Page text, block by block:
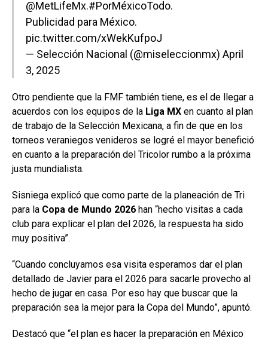
@MetLifeMx.#PorMéxicoTodo.
Publicidad para México.
pic.twitter.com/xWekKufpoJ
— Selección Nacional (@miseleccionmx) April
3, 2025
Otro pendiente que la FMF también tiene, es el de llegar a
acuerdos con los equipos de la Liga MX en cuanto al plan
de trabajo de la Selección Mexicana, a fin de que en los
torneos veraniegos venideros se logré el mayor benefició
en cuanto a la preparación del Tricolor rumbo a la próxima
justa mundialista.
Sisniega explicó que como parte de la planeación de Tri
para la Copa de Mundo 2026 han “hecho visitas a cada
club para explicar el plan del 2026, la respuesta ha sido
muy positiva”.
“Cuando concluyamos esa visita esperamos dar el plan
detallado de Javier para el 2026 para sacarle provecho al
hecho de jugar en casa. Por eso hay que buscar que la
preparación sea la mejor para la Copa del Mundo”, apuntó.
Destacó que “el plan es hacer la preparación en México